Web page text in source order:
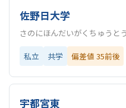
佐野日大学
さのにほんだいがくちゅうとう
私立 共学 偏差値 35前後
宇都宮東